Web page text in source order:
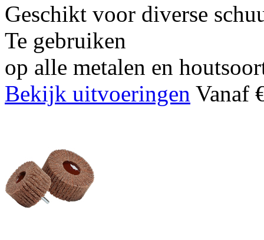
Geschikt voor diverse
Te gebruiken
op alle metalen en
Bekijk uitvoeringen Vanaf